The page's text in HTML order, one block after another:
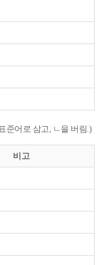
준어로 삼고, ㄴ을 버림.)
비고